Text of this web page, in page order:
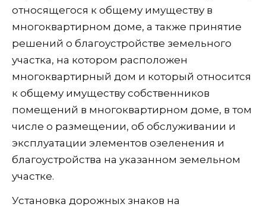
относящегося к общему имуществу в
многоквартирном доме, а также принятие
решений о благоустройстве земельного
участка, на котором расположен
многоквартирный дом и который относится
к общему имуществу собственников
помещений в многоквартирном доме, в том
числе о размещении, об обслуживании и
эксплуатации элементов озеленения и
благоустройства на указанном земельном
участке.
Установка дорожных знаков на